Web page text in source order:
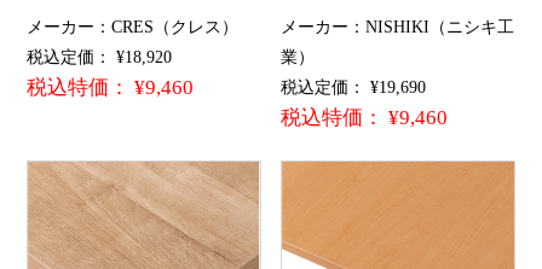
メーカー：CRES（クレス）
税込定価： ¥18,920
税込特価： ¥9,460
メーカー：NISHIKI（ニシキ工
業）
税込定価： ¥19,690
税込特価： ¥9,460